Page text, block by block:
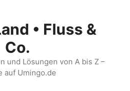
• Fluss &
Co.
und Lösungen von A bis Z –
auf Umingo.de